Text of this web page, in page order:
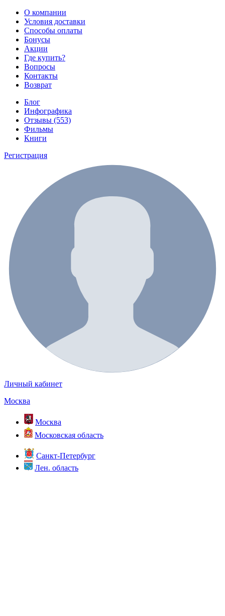
О компании
Условия доставки
Способы оплаты
Бонусы
Акции
Где купить?
Вопросы
Контакты
Возврат
Блог
Инфографика
Отзывы (553)
Фильмы
Книги
Регистрация
Личный кабинет
Москва
Москва
Московская область
Санкт-Петербург
Лен. область